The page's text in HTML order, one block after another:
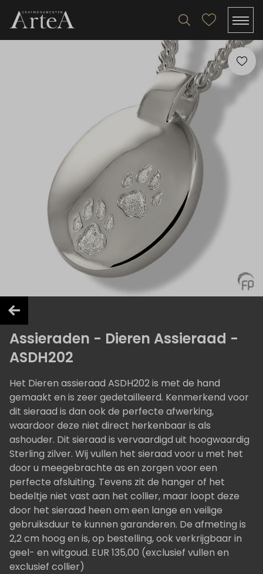
Assieraden - Dieren Assieraad -
ASDH202
Het Dieren assieraad ASDH202 is met de hand
gemaakt en is zeer gedetailleerd. Kenmerkend voor
dit sieraad is dan ook de perfecte afwerking,
waardoor deze niet direct herkenbaar is als
ashouder. Dit sieraad is vervaardigd uit hoogwaardig
Sterling zilver. Wij vullen het sieraad voor u met het
door u meegebrachte as en zorgen voor een
perfecte afsluiting. Tevens zit de hanger of het
bedeltje niet vast aan het collier, maar loopt deze
door het sieraad heen om een lange en veilige
gebruiksduur te kunnen garanderen. De afmeting is
2,2 cm hoog en is, op bestelling, ook verkrijgbaar in
geel- en witgoud. EUR 135,00 (exclusief vullen en
exclusief collier)